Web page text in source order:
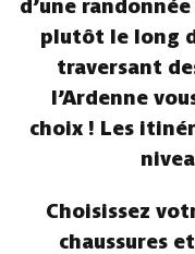
d’une
plutôt le long
traversant
l’Ardenne
choix ! Les
Choisissez
chaussures